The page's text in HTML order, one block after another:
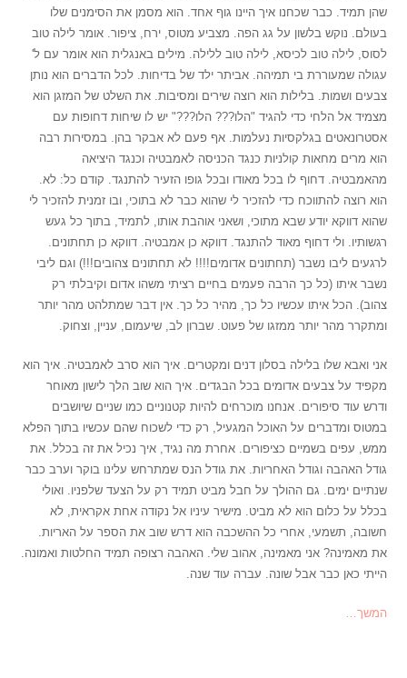
שהן תמיד. כבר שכחנו איך היינו גוף אחד. הוא מסמן את הסימנים שלו
בעולם. נוקש בלשון על גג הפה. מצביע מטוס, ירח, ציפור. אומר לילה טוב
לסוס, לילה טוב לכיסא, לילה טוב ללילה. מילים באנגלית הוא אומר עם ל'
עגולה שמעוררת בי תמיהה. אביתר ילד של בדיחות. לכל הדברים הוא נותן
צבעים ושמות. בלילות הוא רוצה שירים ומסיבות. את השלט של המזגן הוא
מצמיד אל הלחי כדי להגיד "הלו??? הלו???" יש לו שיחות דחופות עם
אסטרונאטים בגלקסיות נעלמות. אף פעם לא אבקר בהן. במסירות רבה
הוא מרים מחאות קולניות כנגד הכניסה לאמבטיה וכנגד היציאה
מהאמבטיה. דחוף לו בכל מאודו ובכל גופו הזעיר להתנגד. קודם כל: לא.
הוא רוצה להתווכח כדי להזכיר לי שהוא כבר לא בתוכי, ובו זמנית להזכיר לי
שהוא דווקא יודע שבא מתוכי, ושאני אוהבת אותו, לתמיד, בתוך כל געש
רגשותיו. ולי דחוף מאוד להתנגד. דווקא כן אמבטיה. דווקא כן תחתונים.
לרגעים ליבו נשבר (תחתונים אדומים!!!! לא תחתונים צהובים!!!) וגם ליבי
נשבר איתו (כל כך הרבה פעמים בחיים רציתי משהו אדום וקיבלתי רק
צהוב). הכל איתו עכשיו כל כך, מהיר כל כך. אין דבר שמתלהט מהר יותר
ומתקרר מהר יותר ממזגו של פעוט. שברון לב, שיעמום, עניין, וצחוק.
אני ואבא שלו בלילה בסלון דנים ומקטרים. איך הוא סרב לאמבטיה. איך הוא
מקפיד על צבעים אדומים בכל הבגדים. איך הוא שוב הלך לישון מאוחר
ודרש עוד סיפורים. אנחנו מוכרחים להיות קטנוניים כמו שניים שיושבים
במטוס ומדברים על האוכל המגעיל, רק כדי לשכוח שהם עכשיו בתוך הפלא
ממש, עפים בשמיים כציפורים. אחרת מה נגיד, איך נכיל את זה בכלל. את
גודל האהבה וגודל האחריות. את גודל הנס שמתרחש עלינו בוקר וערב כבר
שנתיים ימים. גם ההולך על חבל מביט תמיד רק על הצעד שלפניו. ואולי
בכלל על כלום הוא לא מביט. מישיר עיניו אל נקודה אחת אקראית, לא
חשובה, תשמעי, אחרי כל ההשכבה הוא דרש שוב את הספר על האריות.
את מאמינה? אני מאמינה, אהוב שלי. האהבה רצופה תמיד החלטות ואמונה.
הייתי כאן כבר אבל שונה. עברה עוד שנה.
המשך…